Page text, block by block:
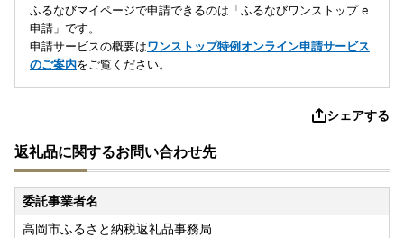
ふるなびマイページで申請できるのは「ふるなびワンストップ e
申請」です。
申請サービスの概要はワンストップ特例オンライン申請サービス
のご案内をご覧ください。
シェアする
返礼品に関するお問い合わせ先
委託事業者名
高岡市ふるさと納税返礼品事務局